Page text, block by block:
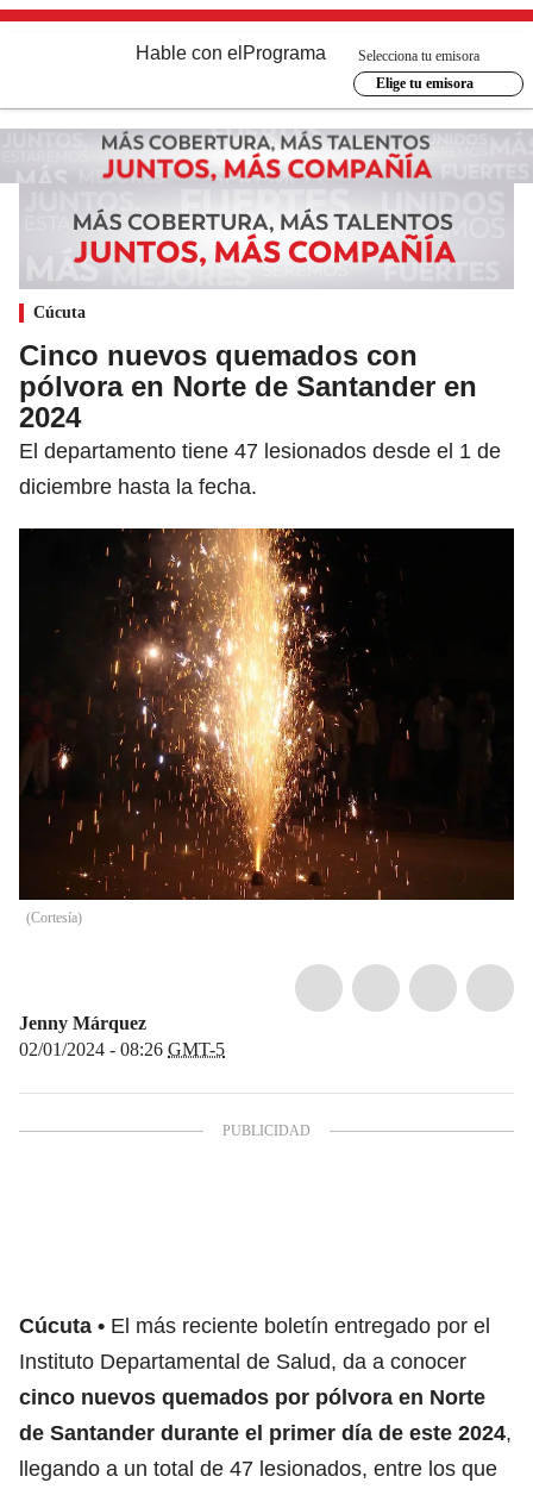
Hable con el Programa
Selecciona tu emisora
Elige tu emisora
Cúcuta
Cinco nuevos quemados con
pólvora en Norte de Santander en
2024
El departamento tiene 47 lesionados desde el 1 de
diciembre hasta la fecha.
(Cortesía)
Jenny Márquez
02/01/2024 - 08:26 GMT-5
Cúcuta
El más reciente boletín entregado por el
Instituto Departamental de Salud, da a conocer
cinco nuevos quemados por pólvora en Norte
de Santander durante el primer día de este 2024,
llegando a un total de 47 lesionados, entre los que